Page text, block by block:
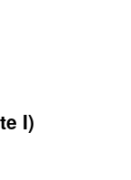
I)